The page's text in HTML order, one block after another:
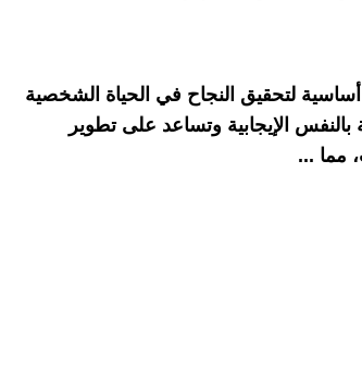
أساسية لتحقيق النجاح في الحياة الشخصية
بالنفس الإيجابية وتساعد على تطوير
مما ...